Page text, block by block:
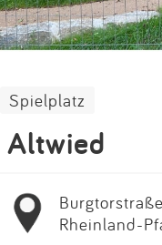
Spielplatz
Altwied
Rheinland-